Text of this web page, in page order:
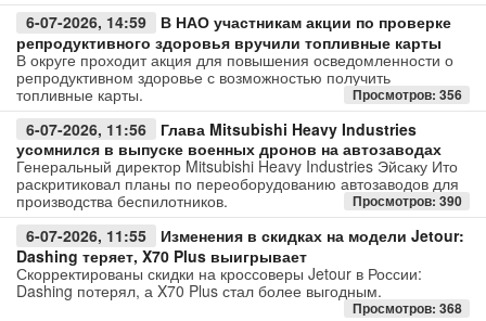
6-07-2026, 14:59
В НАО участникам акции по проверке
репродуктивного здоровья вручили топливные карты
В округе проходит акция для повышения осведомленности о
репродуктивном здоровье с возможностью получить
топливные карты.
Просмотров: 356
6-07-2026, 11:56
Глава Mitsubishi Heavy Industries
усомнился в выпуске военных дронов на автозаводах
Генеральный директор Mitsubishi Heavy Industries Эйсаку Ито
раскритиковал планы по переоборудованию автозаводов для
производства беспилотников.
Просмотров: 390
6-07-2026, 11:55
Изменения в скидках на модели Jetour:
Dashing теряет, X70 Plus выигрывает
Скорректированы скидки на кроссоверы Jetour в России:
Dashing потерял, а X70 Plus стал более выгодным.
Просмотров: 368